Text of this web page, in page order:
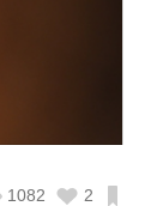
1082 2